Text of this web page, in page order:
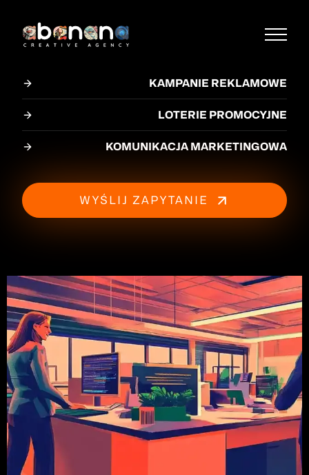
KAMPANIE REKLAMOWE
LOTERIE PROMOCYJNE
KOMUNIKACJA MARKETINGOWA
WYŚLIJ ZAPYTANIE